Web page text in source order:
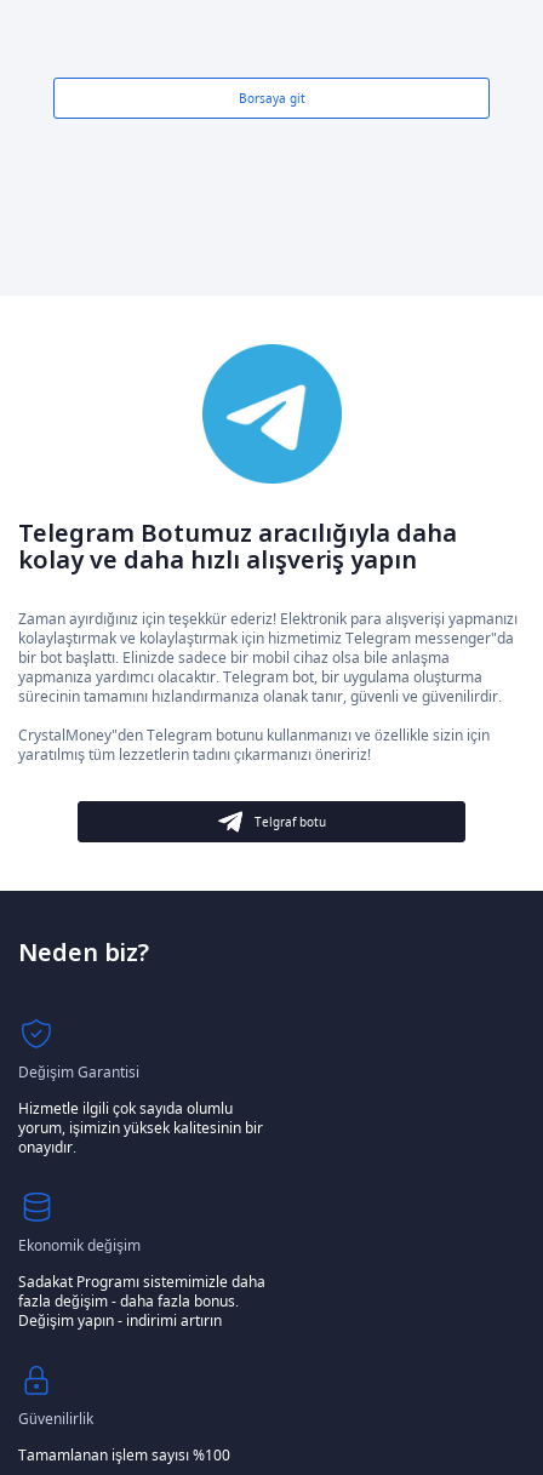
Borsaya git
Telegram Botumuz aracılığıyla daha
kolay ve daha hızlı alışveriş yapın
Zaman ayırdığınız için teşekkür ederiz! Elektronik para alışverişi yapmanızı
kolaylaştırmak ve kolaylaştırmak için hizmetimiz Telegram messenger"da
bir bot başlattı. Elinizde sadece bir mobil cihaz olsa bile anlaşma
yapmanıza yardımcı olacaktır. Telegram bot, bir uygulama oluşturma
sürecinin tamamını hızlandırmanıza olanak tanır, güvenli ve güvenilirdir.
CrystalMoney"den Telegram botunu kullanmanızı ve özellikle sizin için
yaratılmış tüm lezzetlerin tadını çıkarmanızı öneririz!
Telgraf botu
Neden biz?
Değişim Garantisi
Hizmetle ilgili çok sayıda olumlu
yorum, işimizin yüksek kalitesinin bir
onayıdır.
Ekonomik değişim
Sadakat Programı sistemimizle daha
fazla değişim - daha fazla bonus.
Değişim yapın - indirimi artırın
Güvenilirlik
Tamamlanan işlem sayısı %100